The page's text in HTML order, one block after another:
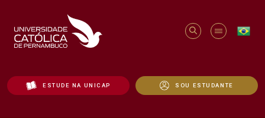
ESTUDE NA UNICAP SOU ESTUDANTE